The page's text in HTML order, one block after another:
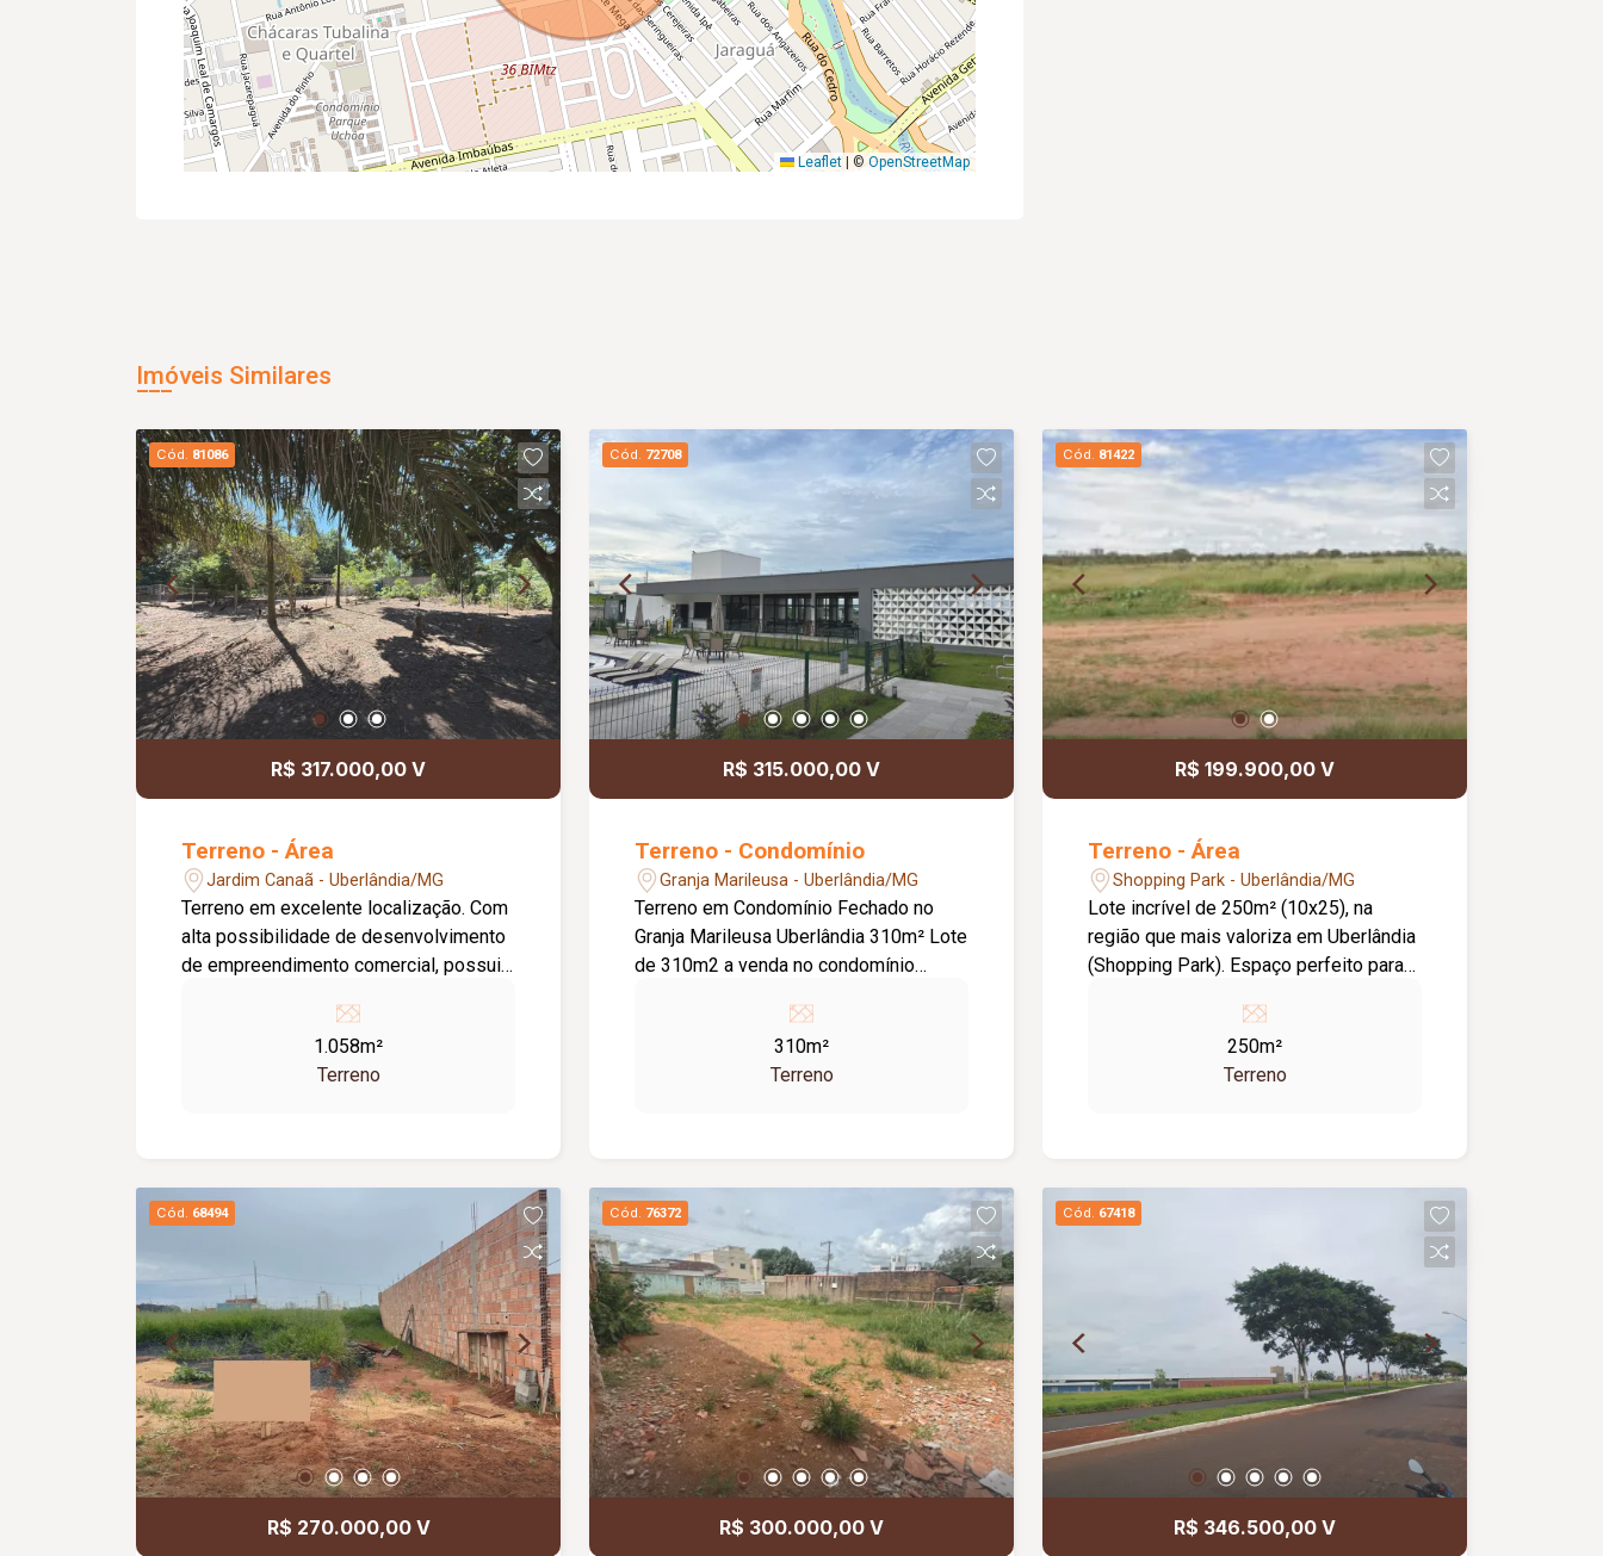
Leaflet ©OpenStreetMap
Imóveis Similares
Cód. 81086
R$ 317.000,00 V
Terreno - Área
Jardim Canaã - Uberlândia/MG
Terreno em excelente localização. Com
alta possibilidade de desenvolvimento
de empreendimento comercial, possui
22,52m; Lateral esquerda 46,96m;
Lateral direita 46,96m; Totalizando
1.058m²
Terreno
Cód. 72708
R$ 315.000,00 V
Terreno - Condomínio
Granja Marileusa - Uberlândia/MG
Terreno em Condomínio Fechado no
Granja Marileusa Uberlândia 310m² Lote
de 310m2 a venda no condomínio
condomínio está localizado no bairro
planejado Granja Marileusa, uma das
regiões de maior valorização da cidade.
315.000,00
310m²
Terreno
Cód. 81422
R$ 199.900,00 V
Terreno - Área
Shopping Park - Uberlândia/MG
Lote incrível de 250m² (10x25), na
região que mais valoriza em Uberlândia
(Shopping Park). Espaço perfeito para
infraestrutura completa e
documentação 100% ok.
250m²
Terreno
Cód. 68494
R$ 270.000,00 V
Cód. 76372
R$ 300.000,00 V
Cód. 67418
R$ 346.500,00 V